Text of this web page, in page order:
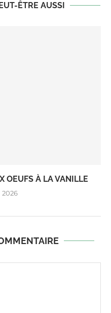
ÊTRE AUSSI
OEUFS À LA VANILLE